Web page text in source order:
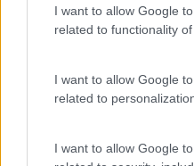
I want to allow Google
related to functionality
I want to allow Google
related to
I want to allow Google
Entrevista
Interculturalidade